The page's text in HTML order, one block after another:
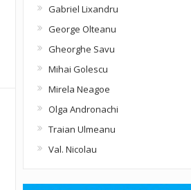
Gabriel Lixandru
George Olteanu
Gheorghe Savu
Mihai Golescu
Mirela Neagoe
Olga Andronachi
Traian Ulmeanu
Val. Nicolau